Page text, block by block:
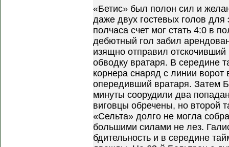
«Бетис» был полон сил и
даже двух гостевых голов
полчаса счет мог стать 4:0 в
дебютный гол забил
изящно отправил
обводку вратаря. В середине
корнера снаряд с линии ворот
опередивший вратаря. Затем
минуты соорудили два
виговцы обречены, но второй
«Сельта» долго не могла
большими силами не лез.
бдительность и в середине